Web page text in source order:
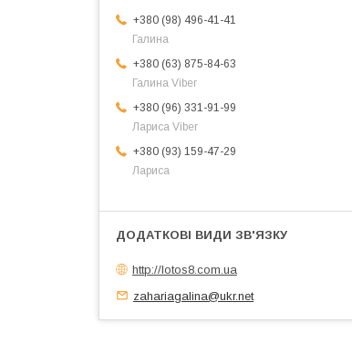
+380 (98) 496-41-41
Галина
+380 (63) 875-84-63
Галина Viber
+380 (96) 331-91-99
Лариса Viber
+380 (93) 159-47-29
Лариса
http://lotos8.com.ua
zahariagalina@ukr.net